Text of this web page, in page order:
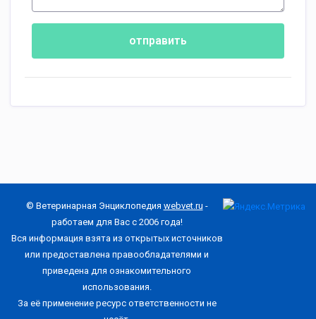
отправить
© Ветеринарная Энциклопедия webvet.ru -
работаем для Вас с 2006 года!
Вся информация взята из открытых источников
или предоставлена правообладателями и
приведена для ознакомительного
использования.
За её применение ресурс ответственности не